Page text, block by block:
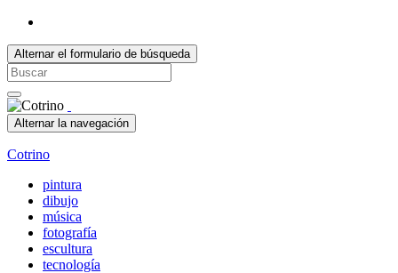
Alternar el formulario de búsqueda
Search
for:
Alternar la navegación
Cotrino
pintura
dibujo
música
fotografía
escultura
tecnología